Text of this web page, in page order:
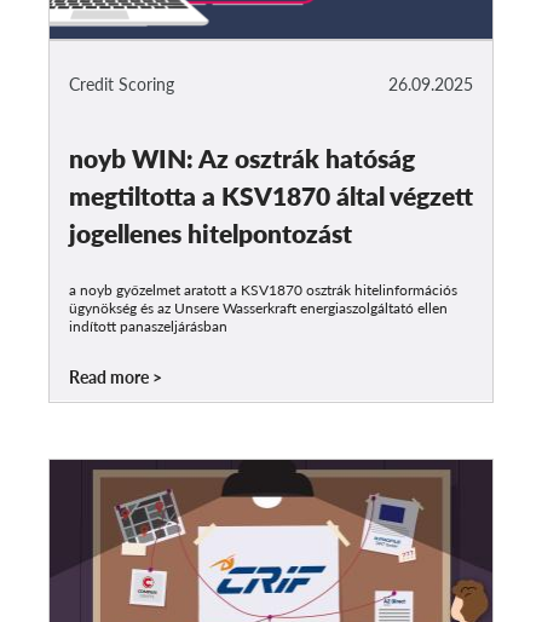
26.09.2025
Credit Scoring
noyb WIN: Az osztrák hatóság
megtiltotta a KSV1870 által végzett
jogellenes hitelpontozást
a noyb győzelmet aratott a KSV1870 osztrák hitelinformációs
ügynökség és az Unsere Wasserkraft energiaszolgáltató ellen
indított panaszeljárásban
Read more